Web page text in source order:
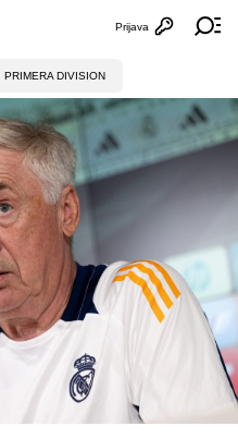
Otvori
Prijava
PRIMERA DIVISION